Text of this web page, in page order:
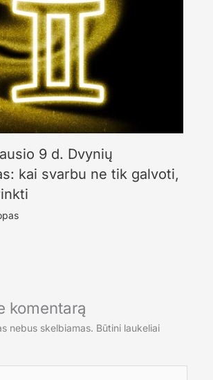
9 d. Dvynių
kai svarbu ne tik galvoti,
komentarą
nebus skelbiamas. Būtini laukeliai